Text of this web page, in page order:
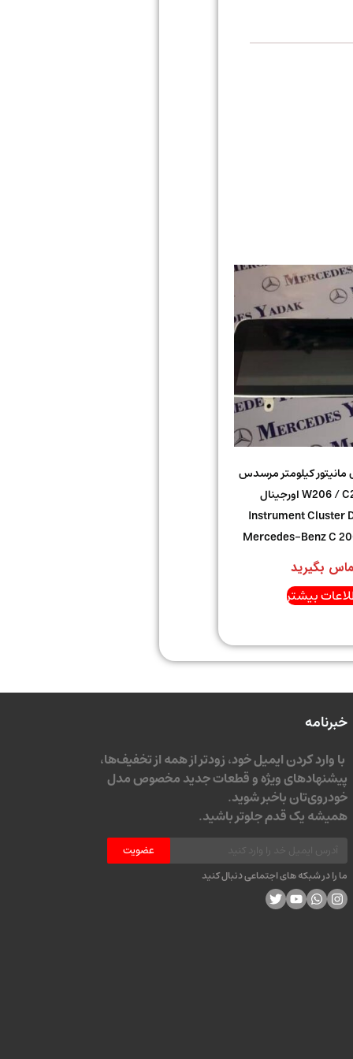
کیلومتر مرسدس
بنز | W206 / C200 اورجینال
Instrument Cluster
Mercedes-Benz C
بگیرید
بیشتر
خبرنامه
با وارد کردن ایمیل خود، زودتر از همه از تخفیف‌ها،
پیشنهادهای ویژه و قطعات جدید مخصوص مدل
خودروی‌تان باخبر شوید.
همیشه یک قدم جلوتر باشید.
عضویت
ما را در شبکه های اجتماعی دنبال کنید